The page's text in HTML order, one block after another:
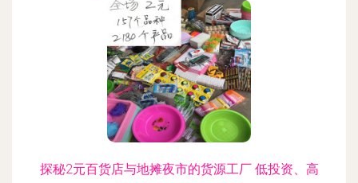
探秘2元百货店与地摊夜市的货源工厂 低投资、高